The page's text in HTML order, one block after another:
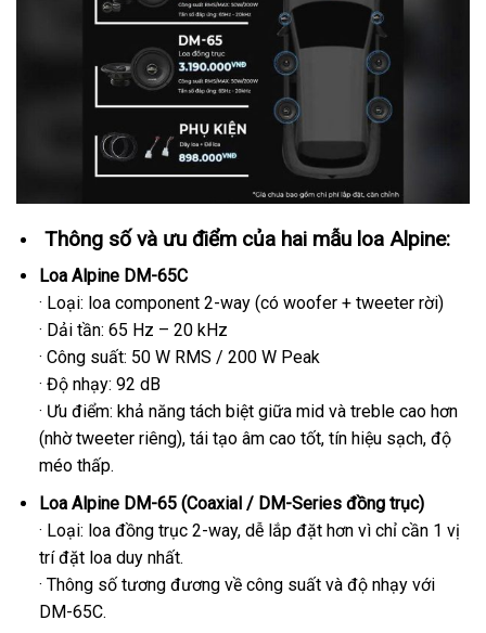
Thông số và ưu điểm của hai mẫu loa Alpine:
Loa Alpine DM-65C
· Loại: loa component 2-way (có woofer + tweeter rời)
· Dải tần: 65 Hz – 20 kHz
· Công suất: 50 W RMS / 200 W Peak
· Độ nhạy: 92 dB
· Ưu điểm: khả năng tách biệt giữa mid và treble cao hơn
(nhờ tweeter riêng), tái tạo âm cao tốt, tín hiệu sạch, độ
méo thấp.
Loa Alpine DM-65 (Coaxial / DM-Series đồng trục)
· Loại: loa đồng trục 2-way, dễ lắp đặt hơn vì chỉ cần 1 vị
trí đặt loa duy nhất.
· Thông số tương đương về công suất và độ nhạy với
DM-65C.